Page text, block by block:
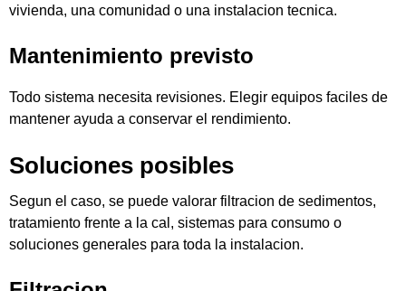
vivienda, una comunidad o una instalacion tecnica.
Mantenimiento previsto
Todo sistema necesita revisiones. Elegir equipos faciles de
mantener ayuda a conservar el rendimiento.
Soluciones posibles
Segun el caso, se puede valorar filtracion de sedimentos,
tratamiento frente a la cal, sistemas para consumo o
soluciones generales para toda la instalacion.